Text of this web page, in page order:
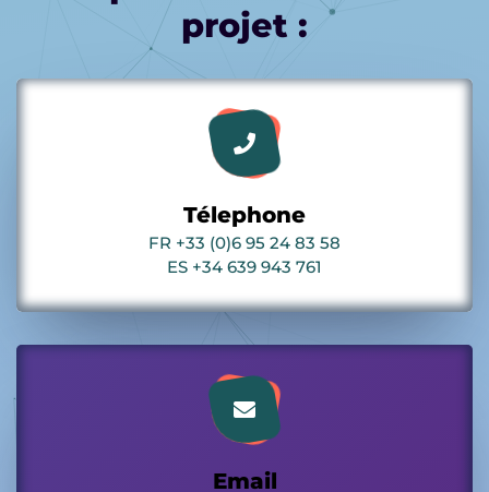
projet :
Télephone
FR +33 (0)6 95 24 83 58
ES +34 639 943 761
Email